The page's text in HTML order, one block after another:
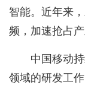
智能。近年来
频，加速抢占产
中国移动
领域的研发工